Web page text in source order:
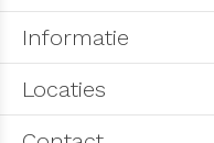
Informatie
Locaties